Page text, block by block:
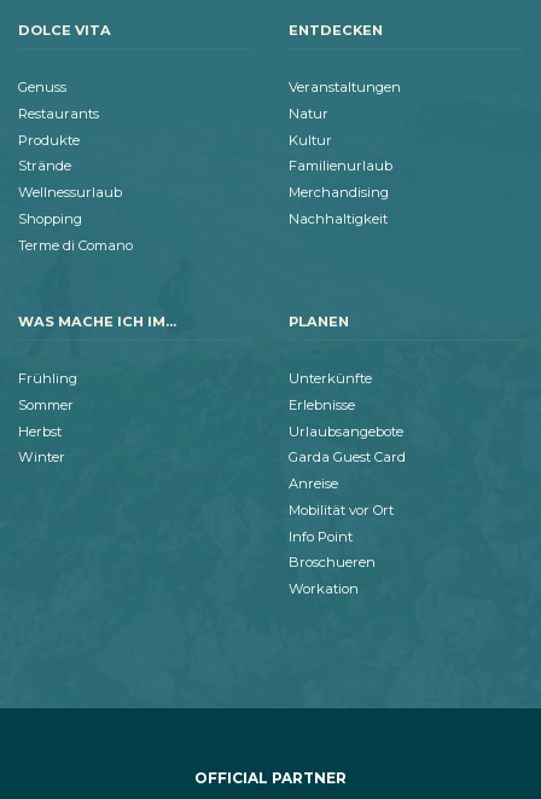
DOLCE VITA
Genuss
Restaurants
Produkte
Strände
Wellnessurlaub
Shopping
Terme di Comano
ENTDECKEN
Veranstaltungen
Natur
Kultur
Familienurlaub
Merchandising
Nachhaltigkeit
WAS MACHE ICH IM...
Frühling
Sommer
Herbst
Winter
PLANEN
Unterkünfte
Erlebnisse
Urlaubsangebote
Garda Guest Card
Anreise
Mobilität vor Ort
Info Point
Broschueren
Workation
OFFICIAL PARTNER